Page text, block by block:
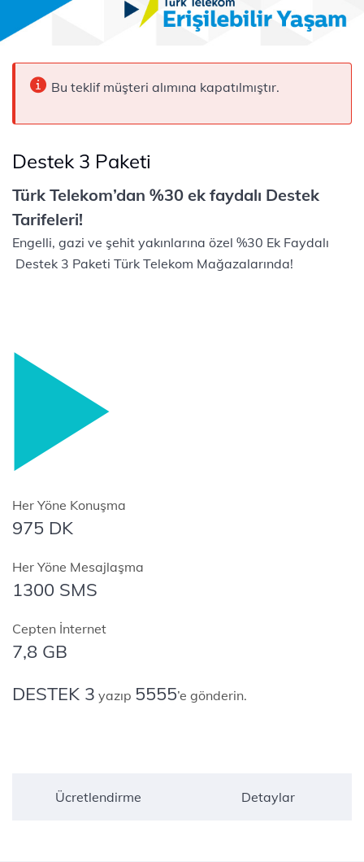
Bu teklif müşteri alımına kapatılmıştır.
Destek 3 Paketi
Türk Telekom’dan %30 ek faydalı Destek
Tarifeleri!
Engelli, gazi ve şehit yakınlarına özel %30 Ek Faydalı​
Destek 3 Paketi Türk Telekom Mağazalarında!
Her Yöne Konuşma
975 DK
Her Yöne Mesajlaşma
1300 SMS
Cepten İnternet
7,8 GB
DESTEK 3 yazıp 5555’e gönderin.
Ücretlendirme Detaylar